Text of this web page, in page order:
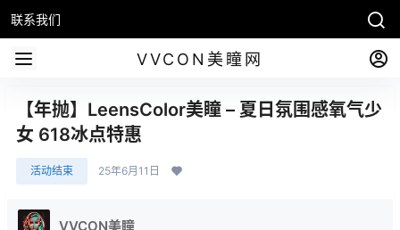
联系我们
VVCON美瞳网
【年抛】LeensColor美瞳 – 夏日氛围感氧气少
女 618冰点特惠
活动结束 25年6月11日
VVCON美瞳